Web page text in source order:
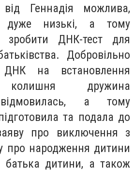
від Геннадія можлива,
низькі, а тому
зробити ДНК-тест для
Добровільно
ДНК на встановлення
колишня дружина
відмовилась, а тому
та подала до
про виключення з
про народження дитини
батька дитини, а також